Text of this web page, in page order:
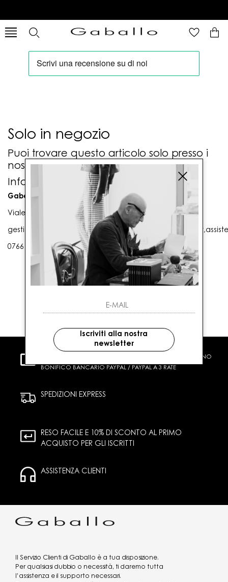
Solo in negozio
Puoi trovare questo articolo solo presso i
nostri punti vendita:
Info contatti
Gaballo Mario srl
Viale G. Matteotti n. 23 00053 Civitavecchia (RM)
0766 25656
CARTA DI CREDITO CONTRASSEGNO
BONIFICO BANCARIO PAYPAL / PAYPAL A 3 RATE
SPEDIZIONI EXPRESS
RESO FACILE E 10% DI SCONTO AL PRIMO
ACQUISTO PER GLI ISCRITTI
ASSISTENZA CLIENTI
Il Servizio Clienti di Gaballo è a tua disposizione.
Per qualsiasi dubbio o necessità, ti daremo tutta
l’assistenza e il supporto necessari.
Iscriviti alla nostra
newsletter